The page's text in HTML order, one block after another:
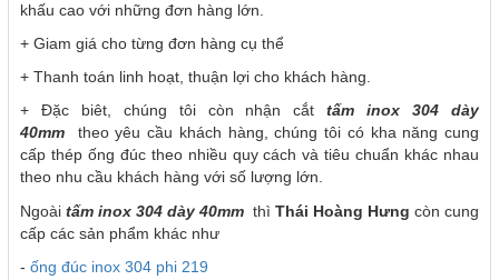
khấu cao với những đơn hàng lớn.
+ Giam giá cho từng đơn hàng cụ thể
+ Thanh toán linh hoạt, thuận lợi cho khách hàng.
+ Đặc biêt, chúng tôi còn nhận cắttấm inox 304 dày
40mm
theo yêu cầu khách hàng, chúng tôi có kha năng cung
cấp thép ống đúc theo nhiều quy cách và tiêu chuẩn khác nhau
theo nhu cầu khách hàng với số lượng lớn.
Ngoài tấm inox 304 dày 40mm thì Thái Hoàng Hưng còn cung
cấp các sản phẩm khác như
- ống đúc inox 304 phi 219